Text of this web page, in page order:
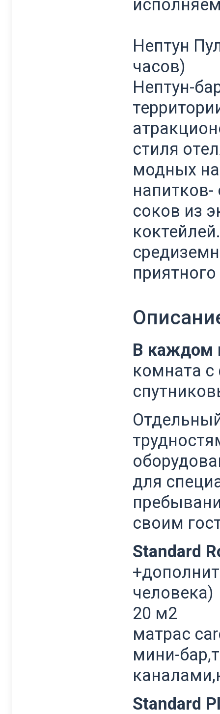
Нептун
часов)
Нептун-
стиля
модных
соков из
В каждом
комната с
для
своим
Standard
человека)
20 м2
матрас
мини-
Standard